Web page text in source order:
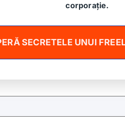
corporație.
SECRETELE UNUI